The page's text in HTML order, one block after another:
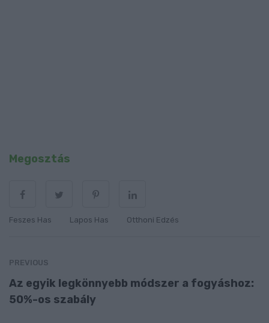
Megosztás
Feszes Has Lapos Has Otthoni Edzés
PREVIOUS
Az egyik legkönnyebb módszer a fogyáshoz:
50%-os szabály